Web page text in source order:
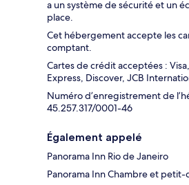
a un système de sécurité et un
place.
Cet hébergement accepte les
comptant.
Cartes de crédit acceptées :
Express, Discover, JCB
Numéro d’enregistrement de
45.257.317/0001-46
Également appelé
Panorama Inn Rio de Janeiro
Panorama Inn Chambre et